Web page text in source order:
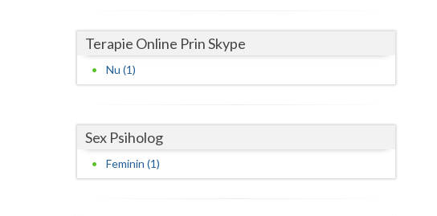
Prahova
Terapie Online Prin Skype
Nu (1)
Sex Psiholog
Feminin (1)